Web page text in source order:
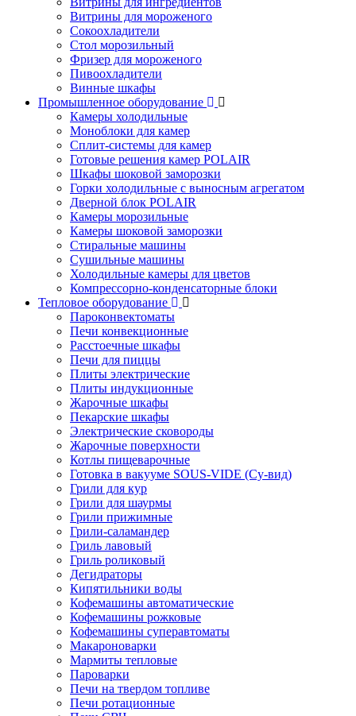
Витрины для мороженого
Сокоохладители
Стол морозильный
Фризер для мороженого
Пивоохладители
Винные шкафы
Промышленное оборудование
Камеры холодильные
Моноблоки для камер
Сплит-системы для камер
Готовые решения камер POLAIR
Шкафы шоковой заморозки
Горки холодильные с выносным агрегатом
Дверной блок POLAIR
Камеры морозильные
Камеры шоковой заморозки
Стиральные машины
Сушильные машины
Холодильные камеры для цветов
Компрессорно-конденсаторные блоки
Тепловое оборудование
Пароконвектоматы
Печи конвекционные
Расстоечные шкафы
Печи для пиццы
Плиты электрические
Плиты индукционные
Жарочные шкафы
Пекарские шкафы
Электрические сковороды
Жарочные поверхности
Котлы пищеварочные
Готовка в вакууме SOUS-VIDE (Су-вид)
Грили для кур
Грили для шаурмы
Грили прижимные
Грили-саламандер
Гриль лавовый
Гриль роликовый
Дегидраторы
Кипятильники воды
Кофемашины автоматические
Кофемашины рожковые
Кофемашины суперавтоматы
Макароноварки
Мармиты тепловые
Пароварки
Печи на твердом топливе
Печи ротационные